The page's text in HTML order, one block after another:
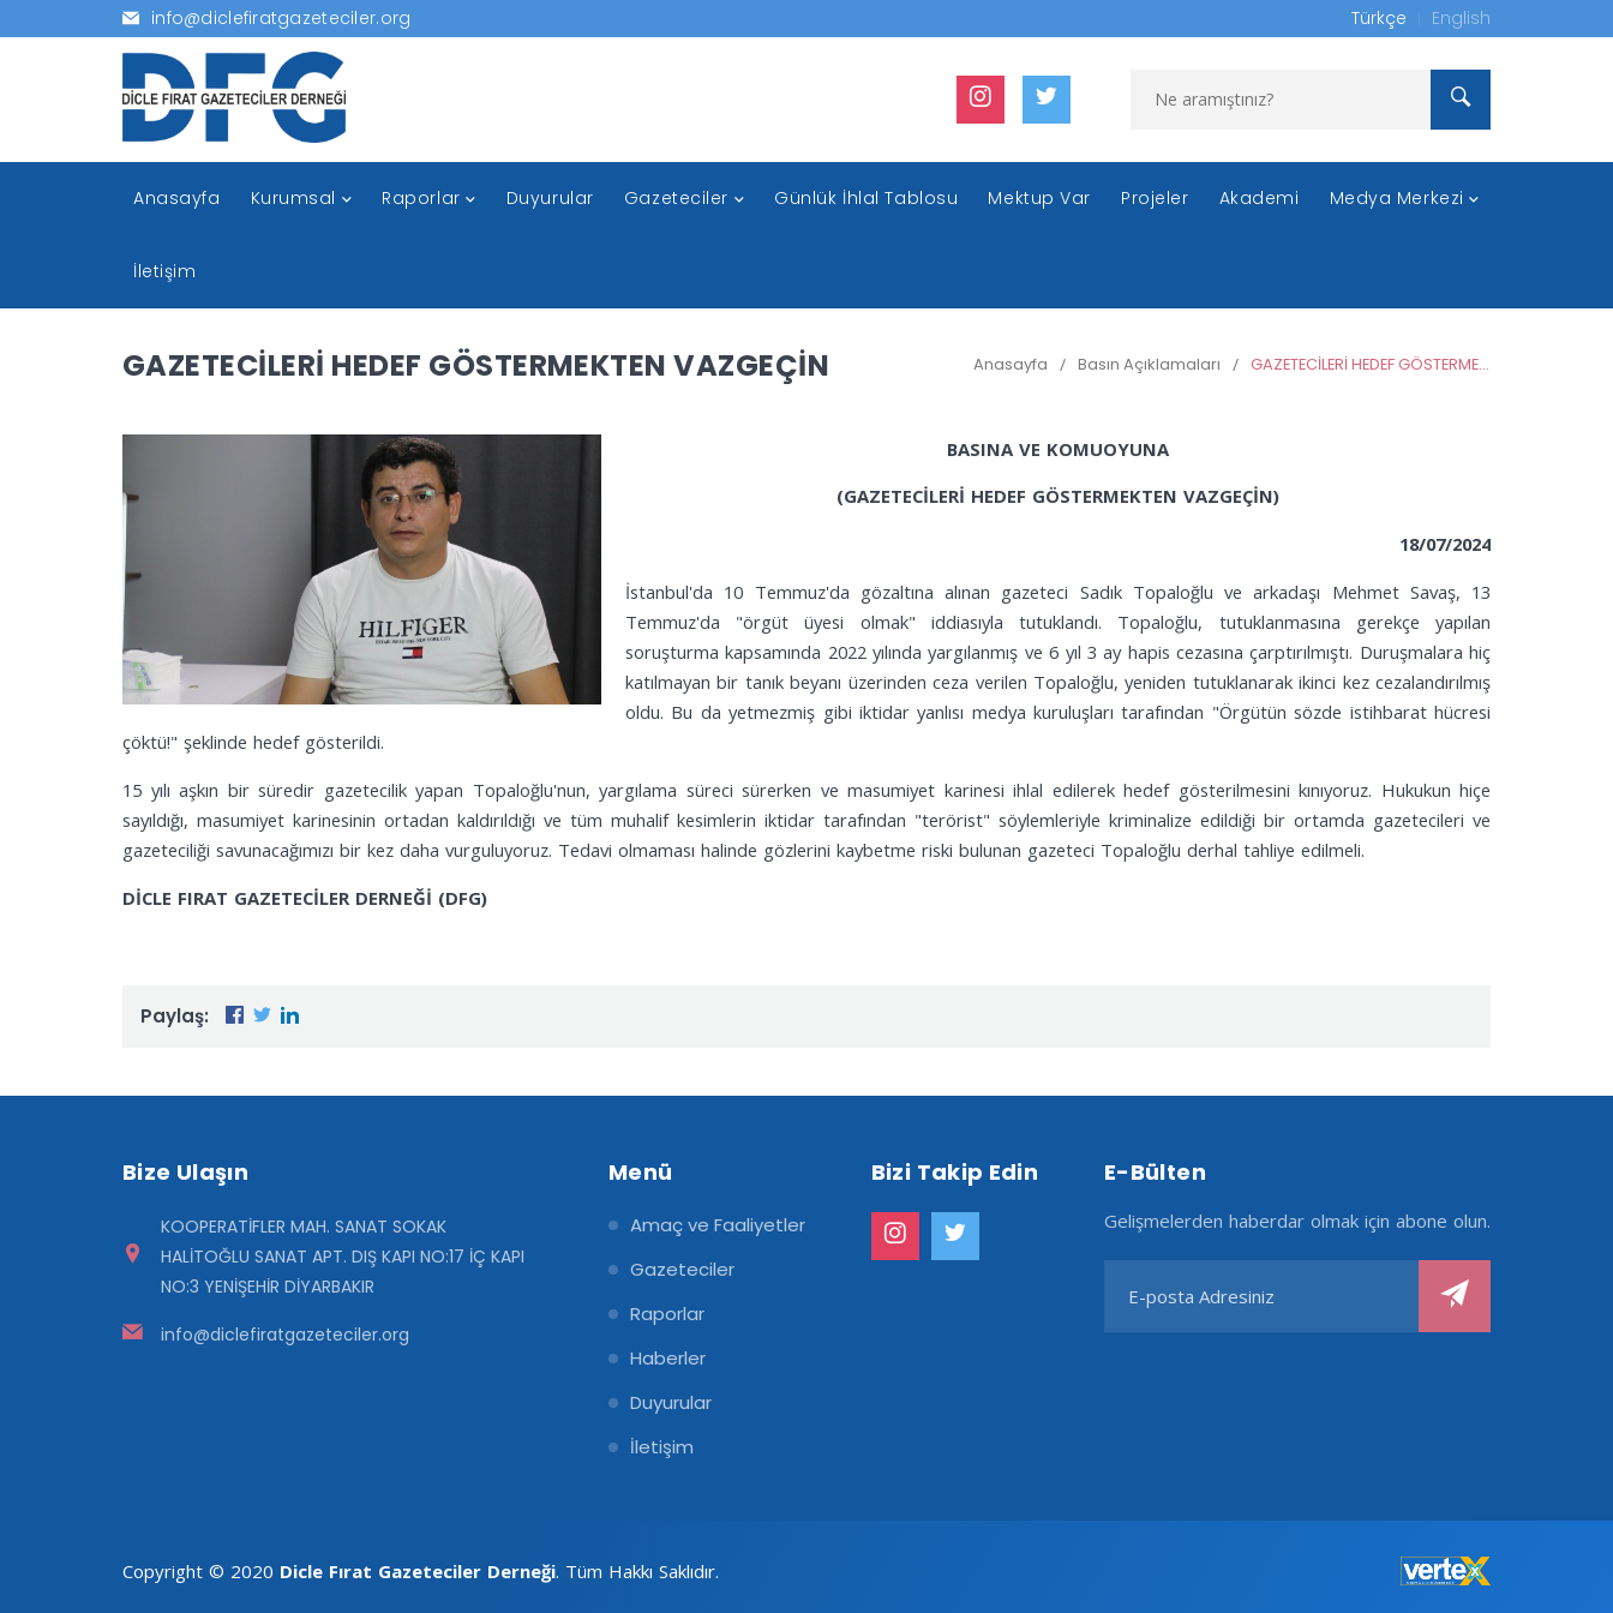
info@diclefiratgazeteciler.org Türkçe English
Anasayfa Kurumsal Raporlar Duyurular Gazeteciler Günlük İhlal Tablosu Mektup Var Projeler Akademi Medya Merkezi
İletişim
GAZETECİLERİ HEDEF GÖSTERMEKTEN VAZGEÇİN Anasayfa / Basın Açıklamaları / GAZETECİLERİ HEDEF GÖSTERMEKTEN VAZGEÇİN
BASINA VE KOMUOYUNA
(GAZETECİLERİ HEDEF GÖSTERMEKTEN VAZGEÇİN)
18/07/2024
İstanbul'da 10 Temmuz'da gözaltına alınan gazeteci Sadık Topaloğlu ve arkadaşı Mehmet Savaş, 13
Temmuz'da "örgüt üyesi olmak" iddiasıyla tutuklandı. Topaloğlu, tutuklanmasına gerekçe yapılan
soruşturma kapsamında 2022 yılında yargılanmış ve 6 yıl 3 ay hapis cezasına çarptırılmıştı. Duruşmalara hiç
katılmayan bir tanık beyanı üzerinden ceza verilen Topaloğlu, yeniden tutuklanarak ikinci kez cezalandırılmış
oldu. Bu da yetmezmiş gibi iktidar yanlısı medya kuruluşları tarafından "Örgütün sözde istihbarat hücresi
çöktü!" şeklinde hedef gösterildi.
15 yılı aşkın bir süredir gazetecilik yapan Topaloğlu'nun, yargılama süreci sürerken ve masumiyet karinesi ihlal edilerek hedef gösterilmesini kınıyoruz. Hukukun hiçe
sayıldığı, masumiyet karinesinin ortadan kaldırıldığı ve tüm muhalif kesimlerin iktidar tarafından "terörist" söylemleriyle kriminalize edildiği bir ortamda gazetecileri ve
gazeteciliği savunacağımızı bir kez daha vurguluyoruz. Tedavi olmaması halinde gözlerini kaybetme riski bulunan gazeteci Topaloğlu derhal tahliye edilmeli.
DİCLE FIRAT GAZETECİLER DERNEĞİ (DFG)
Paylaş:
Bize Ulaşın
KOOPERATİFLER MAH. SANAT SOKAK
HALİTOĞLU SANAT APT. DIŞ KAPI NO:17 İÇ KAPI
NO:3 YENİŞEHİR DİYARBAKIR
info@diclefiratgazeteciler.org
Menü
Amaç ve Faaliyetler
Gazeteciler
Raporlar
Haberler
Duyurular
İletişim
Bizi Takip Edin E-Bülten
Gelişmelerden haberdar olmak için abone olun.
Copyright © 2020 Dicle Fırat Gazeteciler Derneği. Tüm Hakkı Saklıdır.